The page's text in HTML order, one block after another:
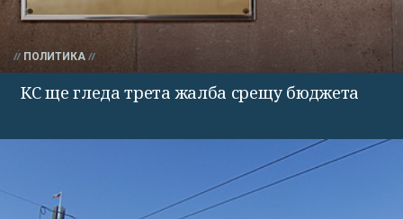
ПОЛИТИКА
КС ще гледа трета жалба срещу бюджета